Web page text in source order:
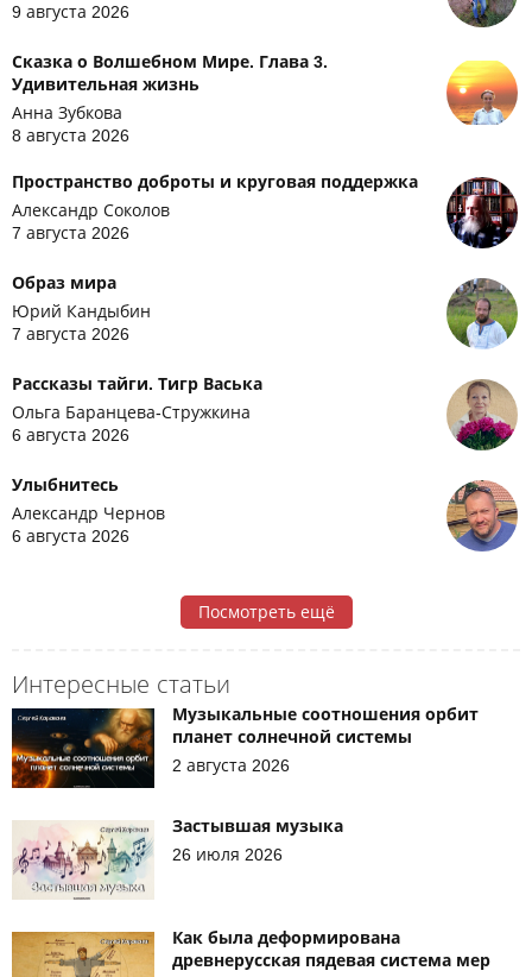
9 августа 2026
Сказка о Волшебном Мире. Глава 3.
Удивительная жизнь
Анна Зубкова
8 августа 2026
Пространство доброты и круговая поддержка
Александр Соколов
7 августа 2026
Образ мира
Юрий Кандыбин
7 августа 2026
Рассказы тайги. Тигр Васька
Ольга Баранцева-Стружкина
6 августа 2026
Улыбнитесь
Александр Чернов
6 августа 2026
Посмотреть ещё
Интересные статьи
Музыкальные соотношения орбит
планет солнечной системы
2 августа 2026
Застывшая музыка
26 июля 2026
Как была деформирована
древнерусская пядевая система мер